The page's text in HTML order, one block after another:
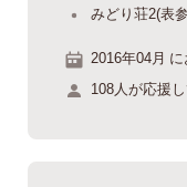
みどり荘2(表
2016年04月 に
108人が応援し